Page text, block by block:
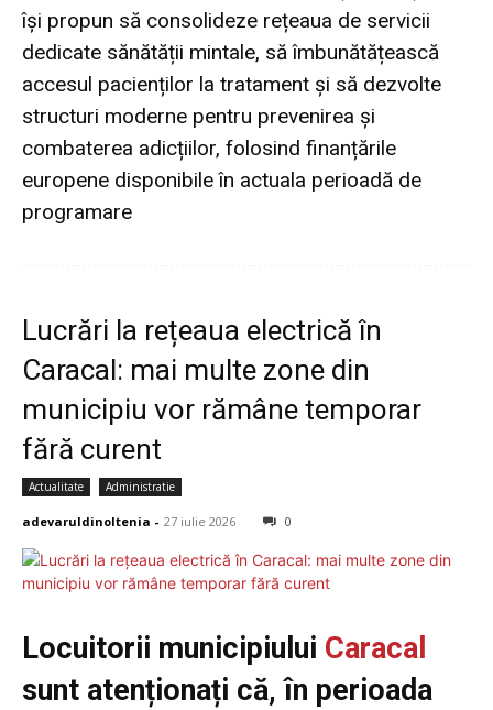
își propun să consolideze rețeaua de servicii
dedicate sănătății mintale, să îmbunătățească
accesul pacienților la tratament și să dezvolte
structuri moderne pentru prevenirea și
combaterea adicțiilor, folosind finanțările
europene disponibile în actuala perioadă de
programare
Lucrări la rețeaua electrică în
Caracal: mai multe zone din
municipiu vor rămâne temporar
fără curent
Actualitate Administratie
adevaruldinoltenia - 27 iulie 2026 0
Locuitorii municipiului Caracal
sunt atenționați că, în perioada